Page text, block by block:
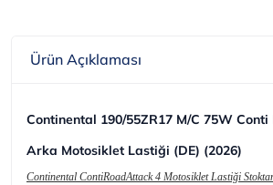
Ürün Açıklaması
Continental 190/55ZR17 M/C 75W
Arka Motosiklet Lastiği (DE) (2026)
Continental ContiRoadAttack 4 Motosiklet Lastiği